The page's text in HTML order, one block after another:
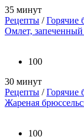
35 минут
Рецепты /Горячие
Омлет, запеченный
100
30 минут
Рецепты /Горячие
Жареная
100